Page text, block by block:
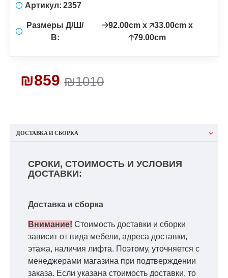
₪1010
₪859
Артикул: 2357
Размеры Д/Ш/
В:
🡢92.00cm x 🡥33.00cm x
🡡79.00cm
ДОСТАВКА И СБОРКА
СРОКИ, СТОИМОСТЬ И УСЛОВИЯ
ДОСТАВКИ:
Доставка и сборка
Внимание! Стоимость доставки и сборки
зависит от вида мебели, адреса доставки,
этажа, наличия лифта. Поэтому, уточняется с
менеджерами магазина при подтверждении
заказа. Если указана стоимость доставки, то